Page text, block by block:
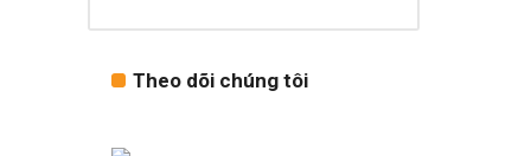
Theo dõi chúng tôi